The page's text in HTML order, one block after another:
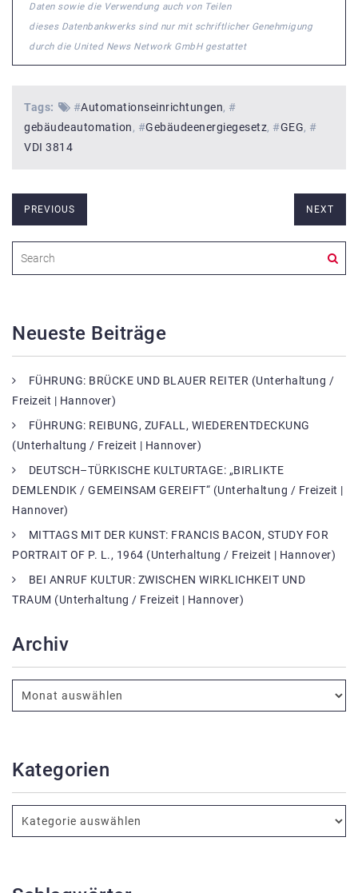
Daten sowie die Verwendung auch von Teilen
dieses Datenbankwerks sind nur mit schriftlicher Genehmigung
durch die United News Network GmbH gestattet
Tags: #Automationseinrichtungen #
gebäudeautomation
#Gebäudeenergiegesetz #GEG #
VDI 3814
PREVIOUS NEXT
Neueste Beiträge
FÜHRUNG: BRÜCKE UND BLAUER REITER (Unterhaltung /
Freizeit | Hannover)
FÜHRUNG: REIBUNG, ZUFALL, WIEDERENTDECKUNG
(Unterhaltung / Freizeit | Hannover)
DEUTSCH–TÜRKISCHE KULTURTAGE: „BIRLIKTE
DEMLENDIK / GEMEINSAM GEREIFT“ (Unterhaltung / Freizeit |
Hannover)
MITTAGS MIT DER KUNST: FRANCIS BACON, STUDY FOR
PORTRAIT OF P. L., 1964 (Unterhaltung / Freizeit | Hannover)
BEI ANRUF KULTUR: ZWISCHEN WIRKLICHKEIT UND
TRAUM (Unterhaltung / Freizeit | Hannover)
Archiv
Kategorien